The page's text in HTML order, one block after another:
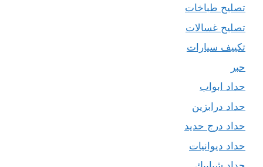
تصليح طباخات
تصليح غسالات
تكييف سيارات
حبر
حداد ابواب
حداد درابزين
حداد درج حديد
حداد ديوانيات